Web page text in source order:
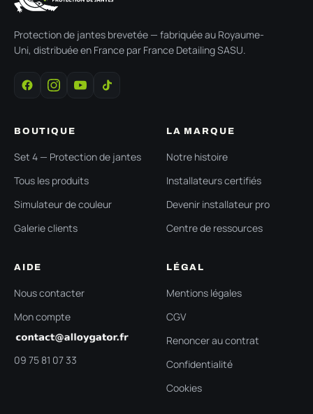
Protection de jantes brevetée — fabriquée au Royaume-
Uni, distribuée en France par France Detailing SASU.
BOUTIQUE
Set 4 — Protection de jantes
Tous les produits
Simulateur de couleur
Galerie clients
LA MARQUE
Notre histoire
Installateurs certifiés
Devenir installateur pro
Centre de ressources
AIDE
Nous contacter
Mon compte
09 75 81 07 33
LÉGAL
Mentions légales
CGV
Renoncer au contrat
Confidentialité
Cookies